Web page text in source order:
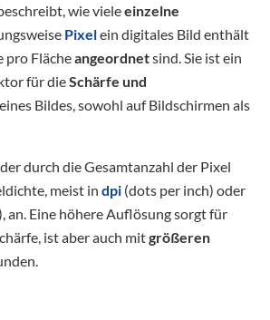
wie vieleeinzelne
Pixelein digitales Bild enthält
pro Flächeangeordnetsind. Sie ist ein
für dieSchärfe und
eines Bildes, sowohl auf Bildschirmen als
durch die Gesamtanzahl der Pixel
meist in dpi (dots per inch) oder
an. Eine höhere Auflösung sorgt für
ist aber auch mitgrößeren